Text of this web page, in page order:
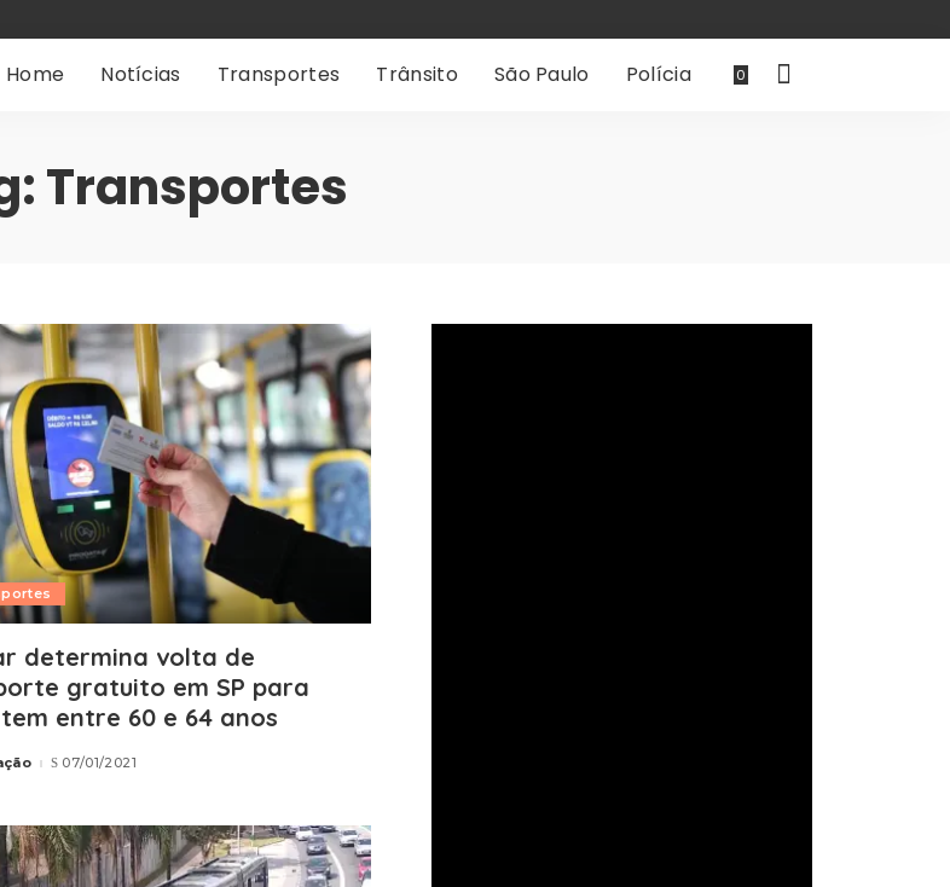
Home Notícias Transportes Trânsito São Paulo Polícia 0
Transportes
determina volta de
gratuito em SP para
entre 60 e 64 anos
07/01/2021